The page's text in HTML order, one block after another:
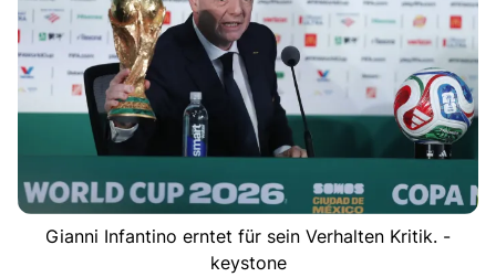
Gianni Infantino erntet für sein Verhalten Kritik. -
keystone